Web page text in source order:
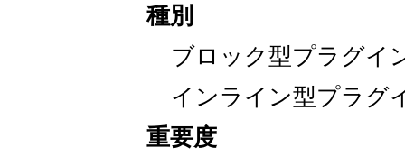
種別
ブロック型プラグイ
インライン型プラグ
重要度